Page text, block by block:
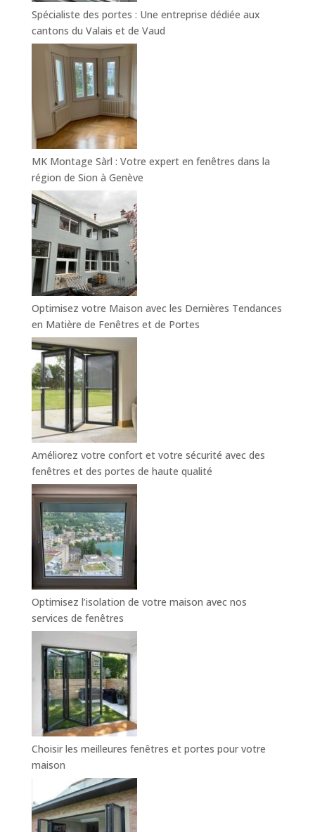
Spécialiste des portes : Une entreprise dédiée aux
cantons du Valais et de Vaud
MK Montage Sàrl : Votre expert en fenêtres dans la
région de Sion à Genève
Optimisez votre Maison avec les Dernières Tendances
en Matière de Fenêtres et de Portes
Améliorez votre confort et votre sécurité avec des
fenêtres et des portes de haute qualité
Optimisez l’isolation de votre maison avec nos
services de fenêtres
Choisir les meilleures fenêtres et portes pour votre
maison